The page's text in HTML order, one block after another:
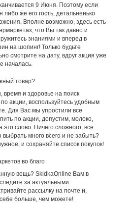
9 Июня. Поэтому если
либо же его гость, детальненько
Вполне возможно, здесь есть
что Вы так давно и
знаниями и вперед в
на шопинг! Только будьте
смотрите на дату, вдруг акция уже
началась.
товар?
время и здоровье на поиск
акции, воспользуйтесь удобным
Для Вас мы упростили все
по акции, допустим, молоко,
это слово. Ничего сложного, все
много всего и не забыть?
и сохраняйте список покупок!
во благо
вещь? SkidkaOnline Вам в
за актуальными
рассылку на почте и,
больше, чем можете!